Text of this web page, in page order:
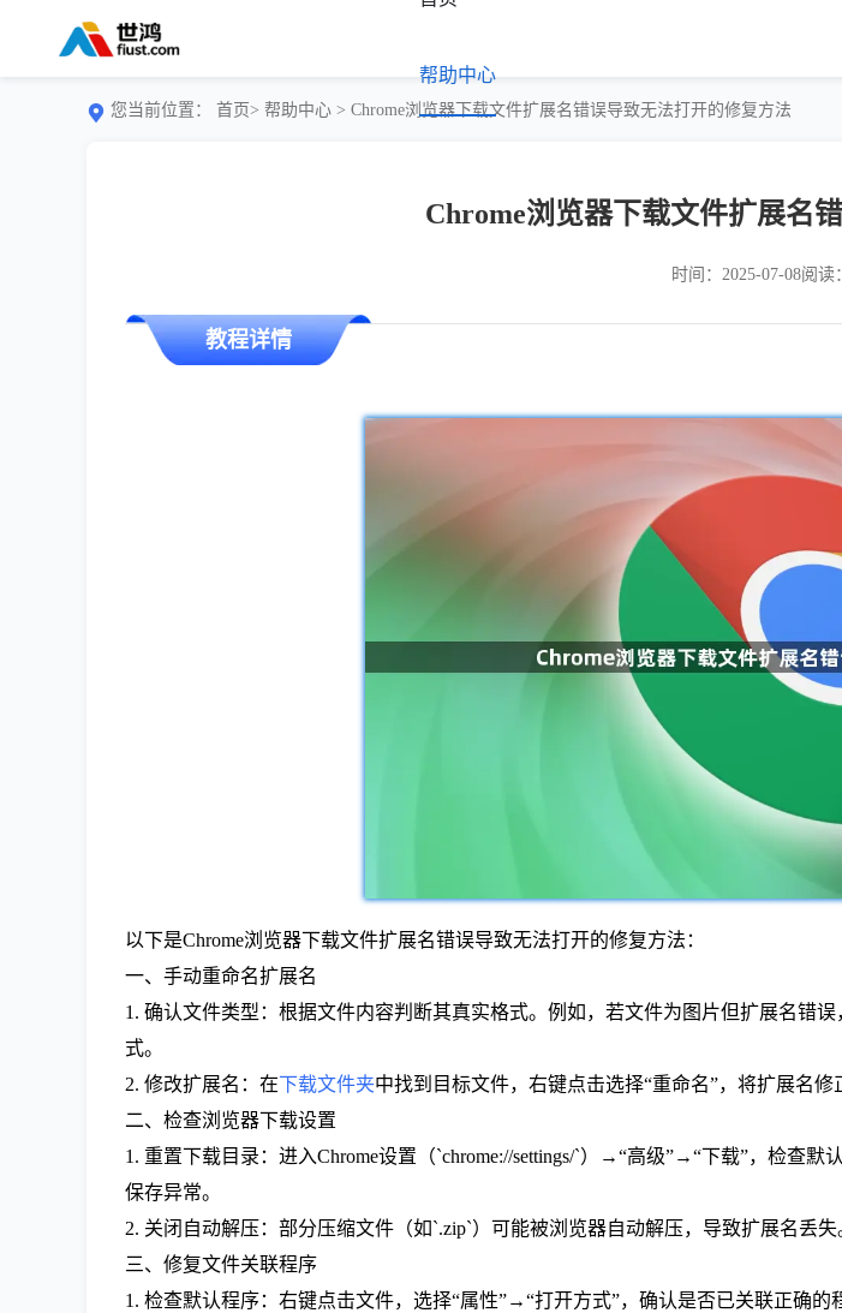
帮助中心
您当前位置： 首页> 帮助中心 > Chrome浏览器下载文件扩展名错误导致无法打开的修复方法
Chrome浏览器下载文件扩展名
时间：2025-07-08阅读
教程详情
以下是Chrome浏览器下载文件扩展名错误导致无法打开的修复方法：
一、手动重命名扩展名
1. 确认文件类型：根据文件内容判断其真实格式。例如，若文件为图片但扩展名错
式。
2. 修改扩展名：在下载文件夹中找到目标文件，右键点击选择“重命名”，将扩展名
二、检查浏览器下载设置
1. 重置下载目录：进入Chrome设置（`chrome://settings/`）→“高级”→“下载”，检查
保存异常。
2. 关闭自动解压：部分压缩文件（如`.zip`）可能被浏览器自动解压，导致扩展名丢
三、修复文件关联程序
1. 检查默认程序：右键点击文件，选择“属性”→“打开方式”，确认是否已关联正确